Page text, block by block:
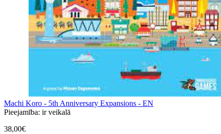
Machi Koro - 5th Anniversary Expansions - EN
Pieejamība: ir veikalā
38,00€